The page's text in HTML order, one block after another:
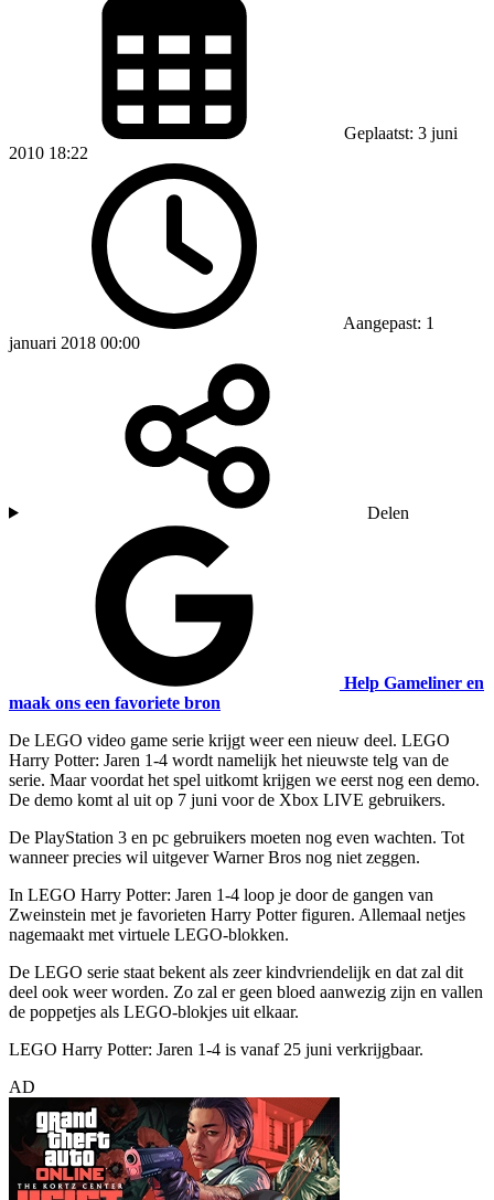
Geplaatst: 3 juni
2010 18:22
Aangepast: 1
januari 2018 00:00
Delen
Help Gameliner en
maak ons een favoriete bron
De LEGO video game serie krijgt weer een nieuw deel. LEGO
Harry Potter: Jaren 1-4 wordt namelijk het nieuwste telg van de
serie. Maar voordat het spel uitkomt krijgen we eerst nog een demo.
De demo komt al uit op 7 juni voor de Xbox LIVE gebruikers.
De PlayStation 3 en pc gebruikers moeten nog even wachten. Tot
wanneer precies wil uitgever Warner Bros nog niet zeggen.
In LEGO Harry Potter: Jaren 1-4 loop je door de gangen van
Zweinstein met je favorieten Harry Potter figuren. Allemaal netjes
nagemaakt met virtuele LEGO-blokken.
De LEGO serie staat bekent als zeer kindvriendelijk en dat zal dit
deel ook weer worden. Zo zal er geen bloed aanwezig zijn en vallen
de poppetjes als LEGO-blokjes uit elkaar.
LEGO Harry Potter: Jaren 1-4 is vanaf 25 juni verkrijgbaar.
AD